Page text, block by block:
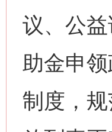
议、公
助金申
制度，